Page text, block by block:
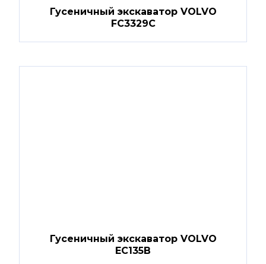
Гусеничный экскаватор VOLVO
FC3329C
Гусеничный экскаватор VOLVO
EC135B